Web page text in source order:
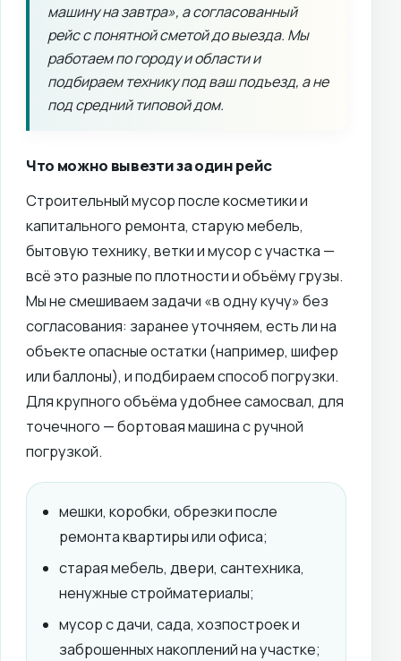
машину на завтра», а согласованный
рейс с понятной сметой до выезда. Мы
работаем по городу и области и
подбираем технику под ваш подъезд, а не
под средний типовой дом.
Что можно вывезти за один рейс
Строительный мусор после косметики и
капитального ремонта, старую мебель,
бытовую технику, ветки и мусор с участка —
всё это разные по плотности и объёму грузы.
Мы не смешиваем задачи «в одну кучу» без
согласования: заранее уточняем, есть ли на
объекте опасные остатки (например, шифер
или баллоны), и подбираем способ погрузки.
Для крупного объёма удобнее самосвал, для
точечного — бортовая машина с ручной
погрузкой.
мешки, коробки, обрезки после
ремонта квартиры или офиса;
старая мебель, двери, сантехника,
ненужные стройматериалы;
мусор с дачи, сада, хозпостроек и
заброшенных накоплений на участке;